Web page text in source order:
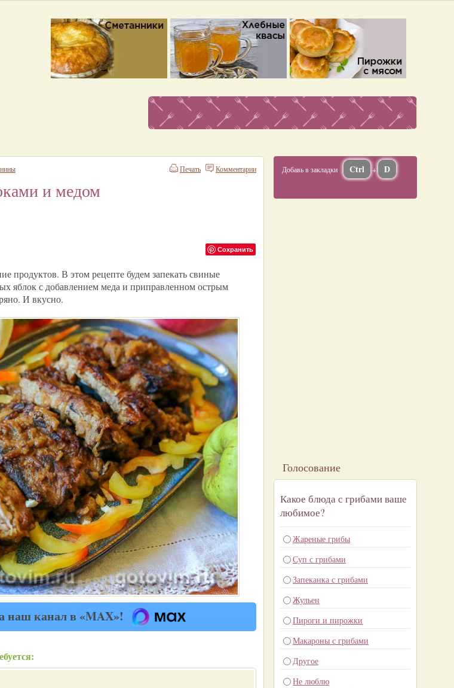
Комментарии
Печать
и медом
Сохранить
продуктов. В этом рецепте будем запекать свиные
яблок с добавлением меда и приправленном острым
И вкусно.
наш канал в «MAX»!
Добавь в закладки Ctrl + D
Голосование
Какое блюда с грибами ваше
любимое?
Жареные грибы
Суп с грибами
Запеканка с грибами
Жульен
Пироги и пирожки
Макароны с грибами
Другое
Не люблю